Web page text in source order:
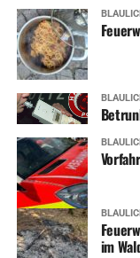
RELATED TOPICS:
UP NEXT
Großer Tag für 192
DON'T MISS
Skateboard- und
im